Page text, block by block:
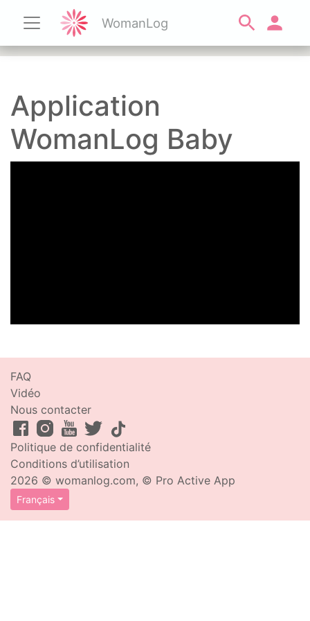
WomanLog
Application
WomanLog Baby
Politique de confidentialité
Conditions d’utilisation
2026 © womanlog.com, © Pro Active App
Français
FAQ
Vidéo
Nous contacter